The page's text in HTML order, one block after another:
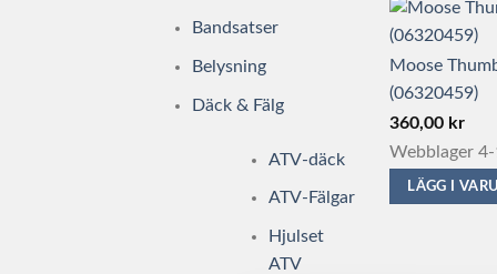
Bandsatser
Belysning
Däck & Fälg
ATV-däck
ATV-Fälgar
Hjulset
ATV
Moose
(06320459)
360,00 kr
Webblager
LÄGG I